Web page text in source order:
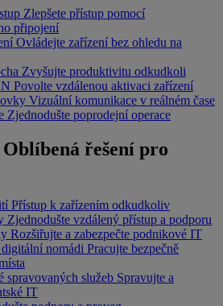
Zlepšete přístup pomocí
připojení
Ovládejte zařízení bez ohledu na
Zvyšujte produktivitu odkudkoli
Povolte vzdálenou aktivaci zařízení
Vizuální komunikace v reálném čase
Zjednodušte poprodejní operace
Oblíbená řešení pro
Přístup k zařízením odkudkoliv
Zjednodušte vzdálený přístup a podporu
Rozšiřujte a zabezpečte podnikové IT
nomádi Pracujte bezpečně
spravovaných služeb Spravujte a
IT